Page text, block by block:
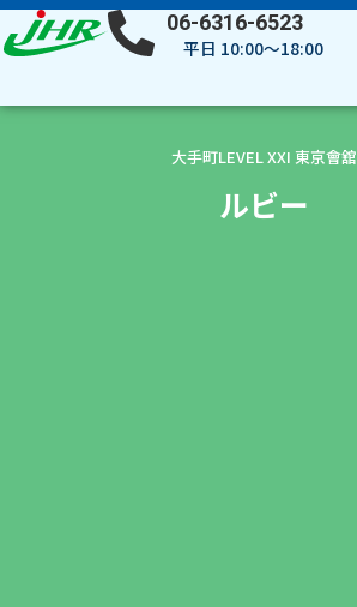
内
容
キ
06-6316-6523
平日 10:00～18:00
大手町LEVEL XXI 東京會舘
ルビー